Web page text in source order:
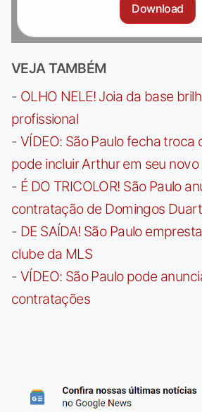
Download
VEJA TAMBÉM
- OLHO NELE! Joia da base
profissional
- VÍDEO: São Paulo fecha
pode incluir Arthur em seu
- É DO TRICOLOR! São Paulo
contratação de Domingos
- DE SAÍDA! São Paulo
clube da MLS
- VÍDEO: São Paulo pode
contratações